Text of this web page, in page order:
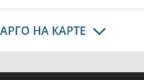
НА КАРТЕ